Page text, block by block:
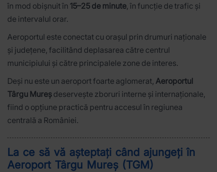
în mod obișnuit în 15–25 de minute, în funcție de trafic și
de intervalul orar.
Aeroportul este conectat cu orașul prin drumuri naționale
și județene, facilitând deplasarea către centrul
municipiului și către principalele zone de interes.
Deși nu este un aeroport foarte aglomerat, Aeroportul
Târgu Mureș deservește zboruri interne și internaționale,
fiind o opțiune practică pentru accesul în regiunea
centrală a României.
La ce să vă așteptați când ajungeți în
Aeroport Târgu Mureș (TGM)